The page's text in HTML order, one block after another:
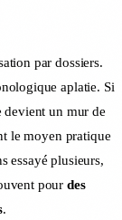
par dossiers.
aplatie. Si
devient un mur de
le moyen pratique
essayé plusieurs,
pourdes
.